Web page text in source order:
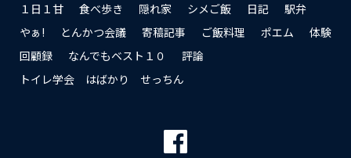
１日１甘
食べ歩き 隠れ家 シメご飯 日記
駅弁
やぁ!
とんかつ会議 寄稿記事 ご飯料理 ポエム
体験
回顧録
なんでもベスト１０
評論
トイレ学会 はばかり せっちん